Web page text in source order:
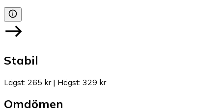
Stabil
Lägst: 265 kr| Högst: 329 kr
Omdömen